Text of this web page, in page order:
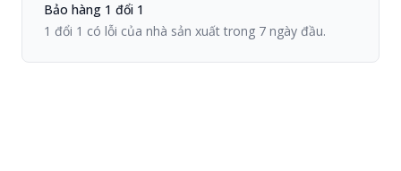
Bảo hàng 1 đổi 1
1 đổi 1 có lỗi của nhà sản xuất trong 7 ngày đầu.